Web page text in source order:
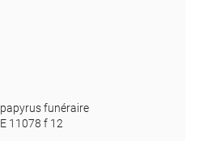
papyrus funéraire
E 11078 f 12